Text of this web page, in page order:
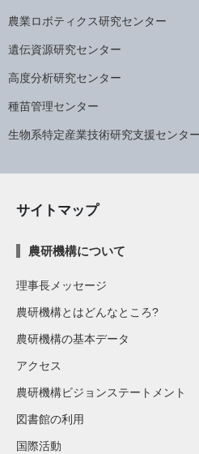
農業ロボティクス研究センター
遺伝資源研究センター
高度分析研究センター
種苗管理センター
生物系特定産業技術研究支援センター
サイトマップ
農研機構について
理事長メッセージ
農研機構とはどんなところ?
農研機構の基本データ
アクセス
農研機構ビジョンステートメント
図書館の利用
国際活動